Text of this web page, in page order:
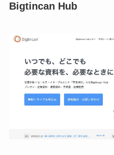
Bigtincan Hub